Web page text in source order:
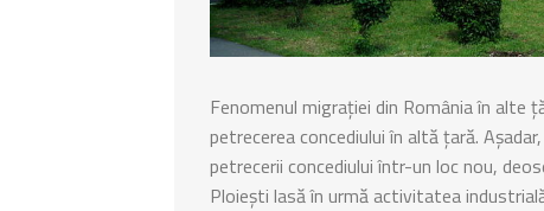
Fenomenul migrației din România în alte
petrecerea concediului în altă țară.
petrecerii concediului într-un loc nou,
Ploiești lasă în urmă activitatea